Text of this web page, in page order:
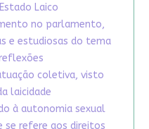
Laico
no parlamento,
e estudiosas do tema
coletiva, visto
laicidade
à autonomia sexual
se refere aos direitos